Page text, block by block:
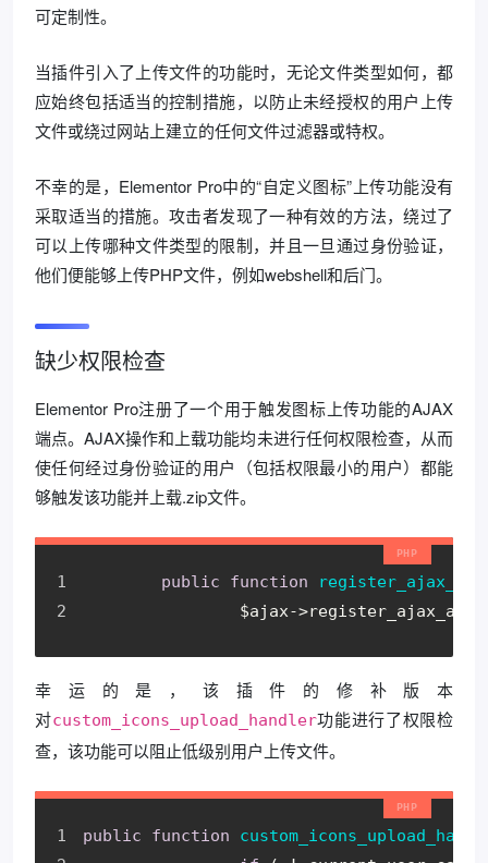
可定制性。
当插件引入了上传文件的功能时，无论文件类型如何，都
应始终包括适当的控制措施，以防止未经授权的用户上传
文件或绕过网站上建立的任何文件过滤器或特权。
不幸的是，Elementor Pro中的“自定义图标”上传功能没有
采取适当的措施。攻击者发现了一种有效的方法，绕过了
可以上传哪种文件类型的限制，并且一旦通过身份验证，
他们便能够上传PHP文件，例如webshel​​l和后门。
缺少权限检查
Elementor Pro注册了一个用于触发图标上传功能的AJAX
端点。AJAX操作和上载功能均未进行任何权限检查，从而
使任何经过身份验证的用户（包括权限最小的用户）都能
够触发该功能并上载.zip文件。
public function
$ajax-
幸运的是，该插件的修补版本
对custom_icons_upload_handler功能进行了权限检
查，该功能可以阻止低级别用户上传文件。
public function